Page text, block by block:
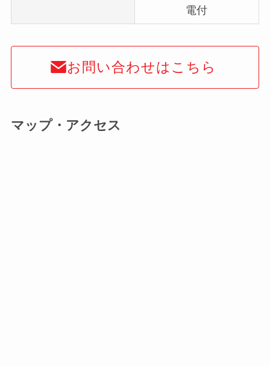
電付
お問い合わせはこちら
マップ・アクセス